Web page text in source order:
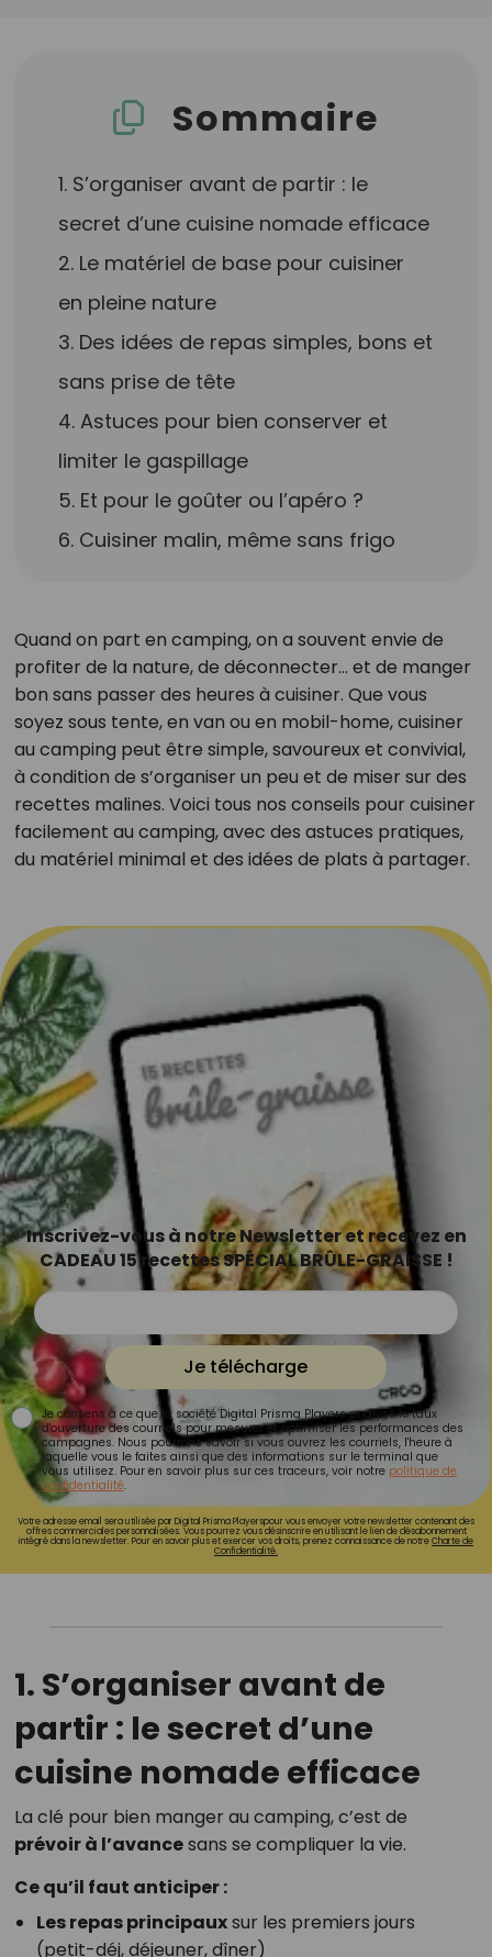
Sommaire
1. S’organiser avant de partir : le
secret d’une cuisine nomade efficace
2. Le matériel de base pour cuisiner
en pleine nature
3. Des idées de repas simples, bons et
sans prise de tête
4. Astuces pour bien conserver et
limiter le gaspillage
5. Et pour le goûter ou l’apéro ?
6. Cuisiner malin, même sans frigo
Quand on part en camping, on a souvent envie de
profiter de la nature, de déconnecter… et de manger
bon sans passer des heures à cuisiner. Que vous
soyez sous tente, en van ou en mobil-home, cuisiner
au camping peut être simple, savoureux et convivial,
à condition de s’organiser un peu et de miser sur des
recettes malines. Voici tous nos conseils pour cuisiner
facilement au camping, avec des astuces pratiques,
du matériel minimal et des idées de plats à partager.
Inscrivez-vous à notre Newsletter et recevez en
CADEAU 15 recettes SPÉCIAL BRÛLE-GRAISSE !
Je télécharge
Je consens à ce que la société Digital Prisma Players analyse le taux
d'ouverture des courriels pour mesurer et optimiser les performances des
campagnes. Nous pourrons savoir si vous ouvrez les courriels, l'heure à
laquelle vous le faites ainsi que des informations sur le terminal que
vous utilisez. Pour en savoir plus sur ces traceurs, voir notre politique de
confidentialité.
Votre adresse email sera utilisée par Digital Prisma Playerspour vous envoyer votre newsletter contenant des
offres commerciales personnalisées. Vous pourrez vous désinscrire en utilisant le lien de désabonnement
intégré dans la newsletter. Pour en savoir plus et exercer vos droits, prenez connaissance de notreCharte de
Confidentialité.
1. S’organiser avant de
partir : le secret d’une
cuisine nomade efficace
La clé pour bien manger au camping, c’est de
prévoir à l’avancesans se compliquer la vie.
Ce qu’il faut anticiper :
Les repas principauxsur les premiers jours
(petit-déj, déjeuner, dîner)